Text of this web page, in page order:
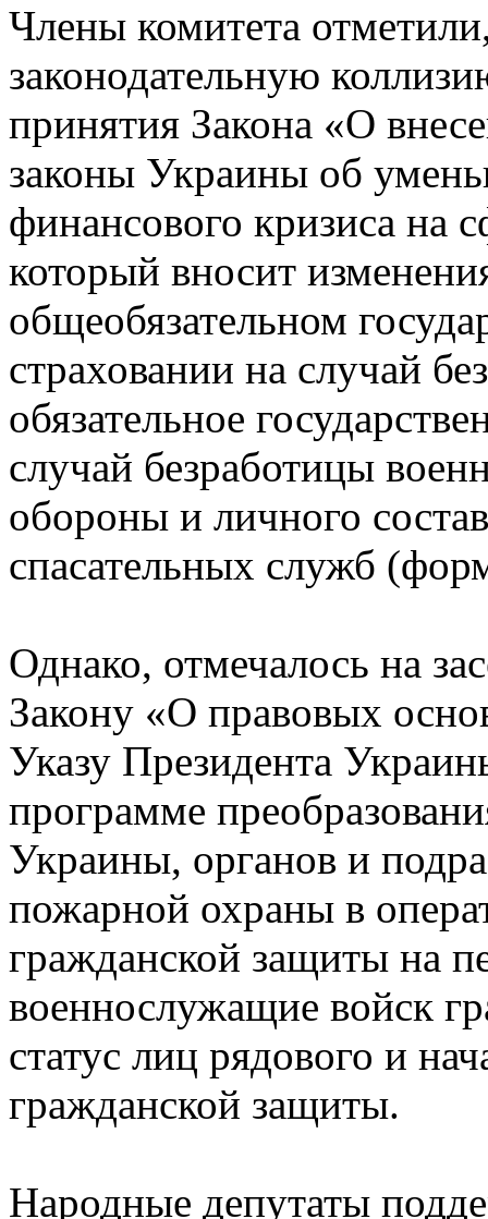
Члены комитета
законодательную
принятия Закона «О
законы Украины об
финансового кризиса на
который вносит
общеобязательном
страховании на случай
обязательное
случай безработицы
обороны и личного
спасательных служб
Однако, отмечалось на
Закону «О правовых
Указу Президента
программе
Украины, органов и
пожарной охраны в
гражданской защиты на
военнослужащие войск
статус лиц рядового и
гражданской защиты.
Народные депутаты